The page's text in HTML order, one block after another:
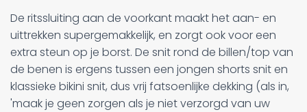
De ritssluiting aan de voorkant maakt het aan- en
uittrekken supergemakkelijk, en zorgt ook voor een
extra steun op je borst. De snit rond de billen/top van
de benen is ergens tussen een jongen shorts snit en
klassieke bikini snit, dus vrij fatsoenlijke dekking (als in,
'maak je geen zorgen als je niet verzorgd van uw